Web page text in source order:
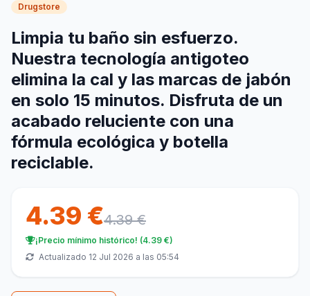
Drugstore
Limpia tu baño sin esfuerzo.
Nuestra tecnología antigoteo
elimina la cal y las marcas de jabón
en solo 15 minutos. Disfruta de un
acabado reluciente con una
fórmula ecológica y botella
reciclable.
4.39 €4.39 €
¡Precio mínimo histórico! (4.39 €)
Actualizado 12 Jul 2026 a las 05:54